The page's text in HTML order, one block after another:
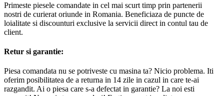
Primeste piesele comandate in cel mai scurt timp prin partenerii
nostri de curierat oriunde in Romania. Beneficiaza de puncte de
loialitate si discounturi exclusive la servicii direct in contul tau de
client.
Retur si garantie:
Piesa comandata nu se potriveste cu masina ta? Nicio problema. Iti
oferim posibilitatea de a returna in 14 zile in cazul in care te-ai
razgandit. Ai o piesa care s-a defectat in garantie? La noi esti